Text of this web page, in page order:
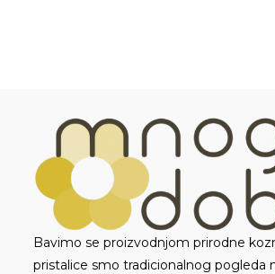
Bavimo se proizvodnjom prirodne
pristalice smo tradicionalnog pogleda